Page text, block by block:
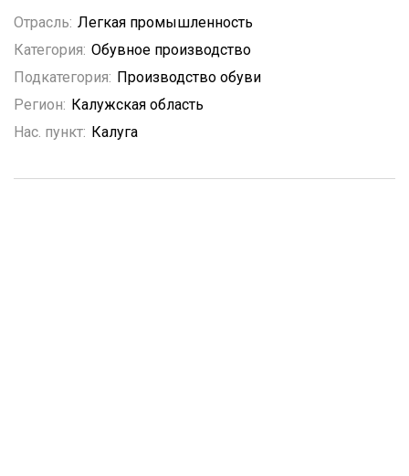
Отрасль: Легкая промышленность
Категория: Обувное производство
Подкатегория: Производство обуви
Регион: Калужская область
Нас. пункт: Калуга